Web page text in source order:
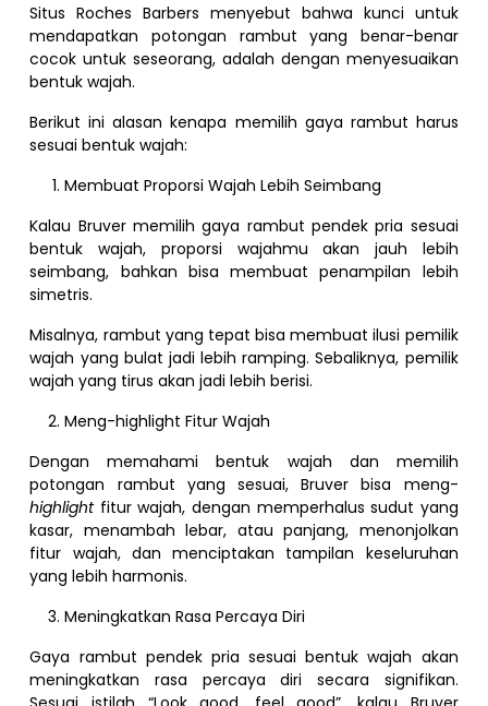
Situs Roches Barbers menyebut bahwa kunci untuk
mendapatkan potongan rambut yang benar-benar
cocok untuk seseorang, adalah dengan menyesuaikan
bentuk wajah.
Berikut ini alasan kenapa memilih gaya rambut harus
sesuai bentuk wajah:
Membuat Proporsi Wajah Lebih Seimbang
Kalau Bruver memilih gaya rambut pendek pria sesuai
bentuk wajah, proporsi wajahmu akan jauh lebih
seimbang, bahkan bisa membuat penampilan lebih
simetris.
Misalnya, rambut yang tepat bisa membuat ilusi pemilik
wajah yang bulat jadi lebih ramping. Sebaliknya, pemilik
wajah yang tirus akan jadi lebih berisi.
Meng-highlight Fitur Wajah
Dengan memahami bentuk wajah dan memilih
potongan rambut yang sesuai, Bruver bisa meng-
highlightfitur wajah, dengan memperhalus sudut yang
kasar, menambah lebar, atau panjang, menonjolkan
fitur wajah, dan menciptakan tampilan keseluruhan
yang lebih harmonis.
Meningkatkan Rasa Percaya Diri
Gaya rambut pendek pria sesuai bentuk wajah akan
meningkatkan rasa percaya diri secara signifikan.